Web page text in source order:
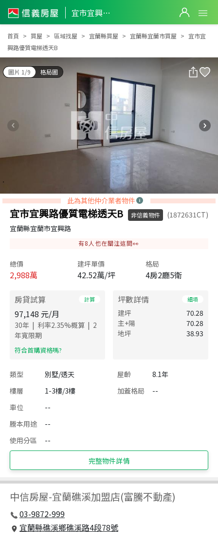
宜市宜興路優質電梯透天B
宜市宜興路優質電梯透天B
首頁 買屋 區域找屋 宜蘭縣買屋 宜蘭縣宜蘭市買屋
宜市宜
興路優質電梯透天B
圖片 1/9 格局圖
此為其他仲介業者物件
宜市宜興路優質電梯透天B 非信義物件
(1872631CT)
宜蘭縣宜蘭市宜興路
有8 人也在關注這間👀
總價
2,988萬
建坪單價
42.52萬/坪
格局
4房2廳5衛
房貸試算 計算
97,148 元/月
30年 | 利率2.35%概算 | 2
年寬限期
​符合首購資格嗎?
坪數詳情 細項
建坪
70.28
主+陽
70.28
地坪
38.93
類型 別墅/透天 屋齡
8.1年
樓層
1-3樓/3樓 加蓋格局
--
車位
--
謄本用途
--
使用分區
--
完整物件詳情
中信房屋-宜蘭礁溪加盟店(富騰不動產)
03-9872-999
宜蘭縣礁溪鄉礁溪路4段78號